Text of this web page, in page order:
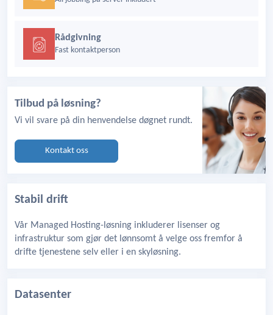
Rådgivning
Fast kontaktperson
Tilbud på løsning?
Vi vil svare på din henvendelse døgnet rundt.
Kontakt oss
Stabil drift
Vår Managed Hosting-løsning inkluderer lisenser og
infrastruktur som gjør det lønnsomt å velge oss fremfor å
drifte tjenestene selv eller i en skyløsning.
Datasenter